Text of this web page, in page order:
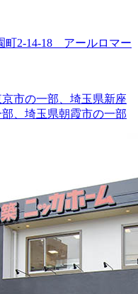
町2-14-18 アールロマー
市の一部、埼玉県新座
、埼玉県朝霞市の一部